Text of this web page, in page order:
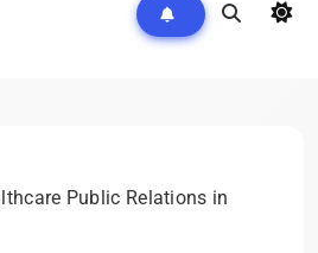
Public Relations in